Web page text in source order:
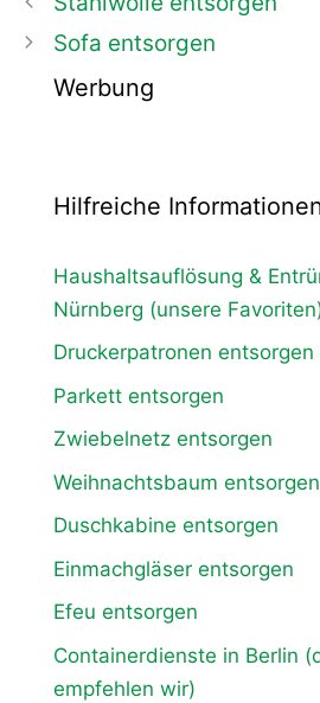
Navigation
Sofa entsorgen
Werbung
Hilfreiche
Haushaltsauflösung &
Nürnberg (unsere
Druckerpatronen entsorgen
Parkett entsorgen
Zwiebelnetz entsorgen
Weihnachtsbaum entsorgen
Duschkabine entsorgen
Einmachgläser entsorgen
Efeu entsorgen
Containerdienste in Berlin
empfehlen wir)